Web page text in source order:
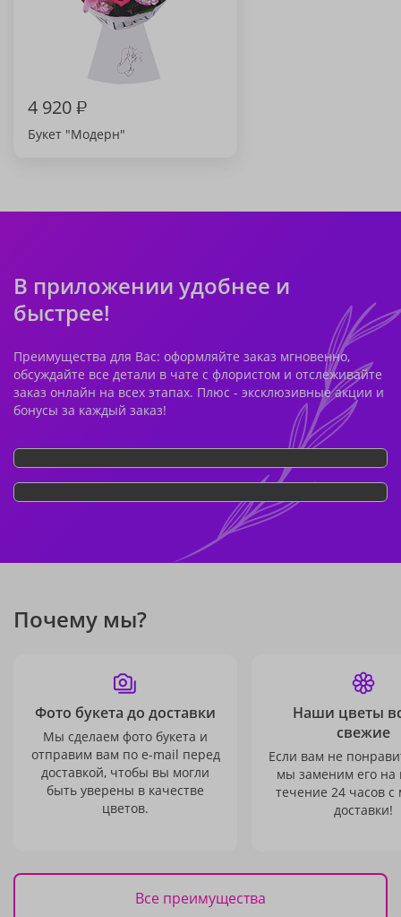
4 920₽
Букет "Модерн"
В приложении удобнее и
быстрее!
Преимущества для Вас: оформляйте заказ мгновенно,
обсуждайте все детали в чате с флористом и отслеживайте
заказ онлайн на всех этапах. Плюс - эксклюзивные акции и
бонусы за каждый заказ!
Почему мы?
Фото букета до доставки
Мы сделаем фото букета и
отправим вам по e-mail перед
доставкой, чтобы вы могли
быть уверены в качестве
цветов.
Наши цветы
свежие
Если вам не
мы заменим его на
течение 24 часов с
доставки!
Все преимущества